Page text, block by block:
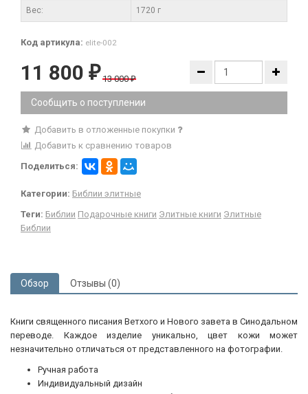
Вес: 1720 г
Код артикула: elite-002
11 800 ₽ 13 000₽
Сообщить о поступлении
Добавить в отложенные покупки
Добавить к сравнению товаров
Поделиться:
Категории: Библии элитные
Теги: Библии Подарочные книги Элитные книги Элитные
Библии
Обзор Отзывы (0)
Книги священного писания Ветхого и Нового завета в Синодальном
переводе. Каждое изделие уникально, цвет кожи может
незначительно отличаться от представленного на фотографии.
Ручная работа
Индивидуальный дизайн